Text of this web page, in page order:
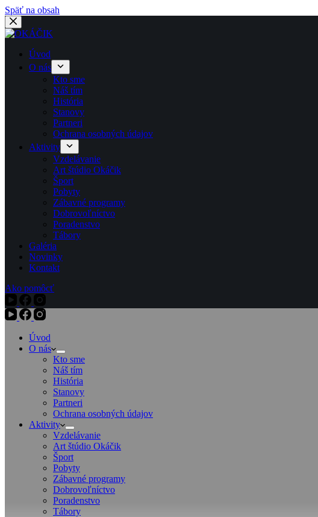
Späť na obsah
Úvod
O nás
Kto sme
Náš tím
História
Stanovy
Partneri
Ochrana osobných údajov
Aktivity
Vzdelávanie
Art štúdio Okáčik
Šport
Pobyty
Zábavné programy
Dobrovoľníctvo
Poradenstvo
Tábory
Galéria
Novinky
Kontakt
Ako pomôcť
Úvod
O nás
Kto sme
Náš tím
História
Stanovy
Partneri
Ochrana osobných údajov
Aktivity
Vzdelávanie
Art štúdio Okáčik
Šport
Pobyty
Zábavné programy
Dobrovoľníctvo
Poradenstvo
Tábory